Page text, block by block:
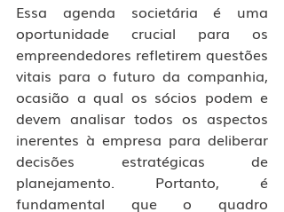
Essa agenda societária é uma
oportunidade crucial para os
empreendedores refletirem questões
vitais para o futuro da companhia,
ocasião a qual os sócios podem e
devem analisar todos os aspectos
inerentes à empresa para deliberar
decisões estratégicas de
planejamento. Portanto, é
fundamental que o quadro